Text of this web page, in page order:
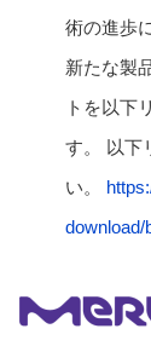
術の進歩
新たな製
トを以下
す。 以下
い。
download/